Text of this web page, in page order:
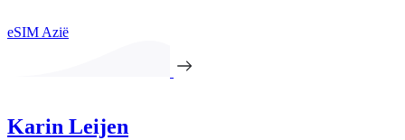
eSIM Azië
Karin Leijen